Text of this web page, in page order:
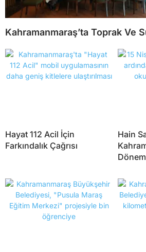
Kahramanmaraş’ta Toprak Ve
Hayat 112 Acil İçin
Farkındalık Çağrısı
Hain
Dönem